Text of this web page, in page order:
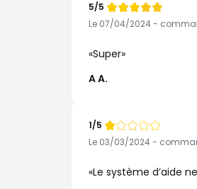
Note
de
5/5
Le 07/04/2024 -
Super
A A.
Note
de
1/5
Le 03/03/2024 -
Le système d’aide